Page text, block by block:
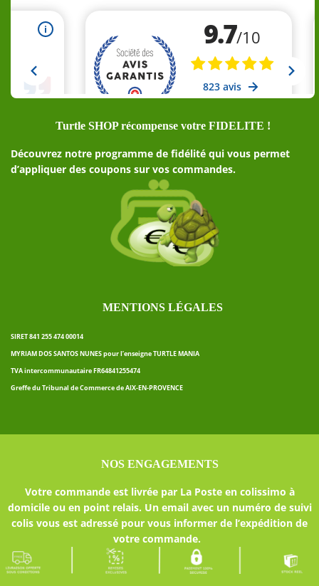
Turtle SHOP récompense votre FIDELITE !
Découvrez notre programme de fidélité qui vous permet
d’appliquer des coupons sur vos commandes.
MENTIONS LÉGALES
SIRET 841 255 474 00014
MYRIAM DOS SANTOS NUNES pour l’enseigne TURTLE MANIA
TVA intercommunautaire FR64841255474
Greffe du Tribunal de Commerce de AIX-EN-PROVENCE
NOS ENGAGEMENTS
Votre commande est livrée par La Poste en colissimo à
domicile ou en point relais. Un email avec un numéro de suivi
colis vous est adressé pour vous informer de l’expédition de
votre commande.